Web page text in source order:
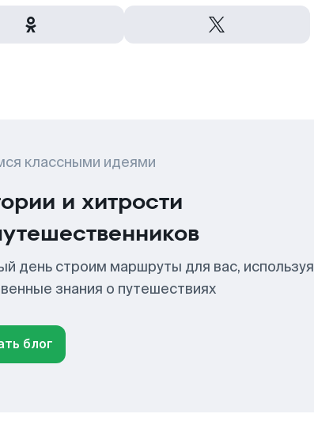
классными идеями
и хитрости
день строим маршруты для вас, используя
знания о путешествиях
блог